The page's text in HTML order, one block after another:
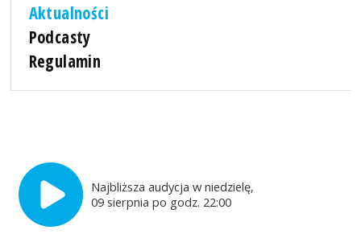
Aktualności
Podcasty
Regulamin
Najbliższa audycja w niedzielę,
09 sierpnia po godz. 22:00